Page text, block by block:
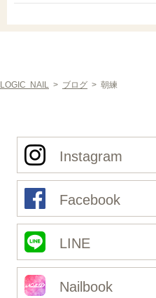
LOGIC NAIL > ブログ > 朝練
Instagram
Facebook
LINE
Nailbook